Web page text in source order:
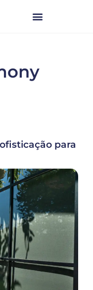
para